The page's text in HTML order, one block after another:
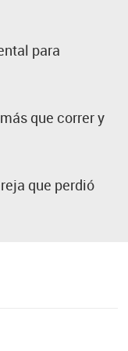
para
que correr y
que perdió